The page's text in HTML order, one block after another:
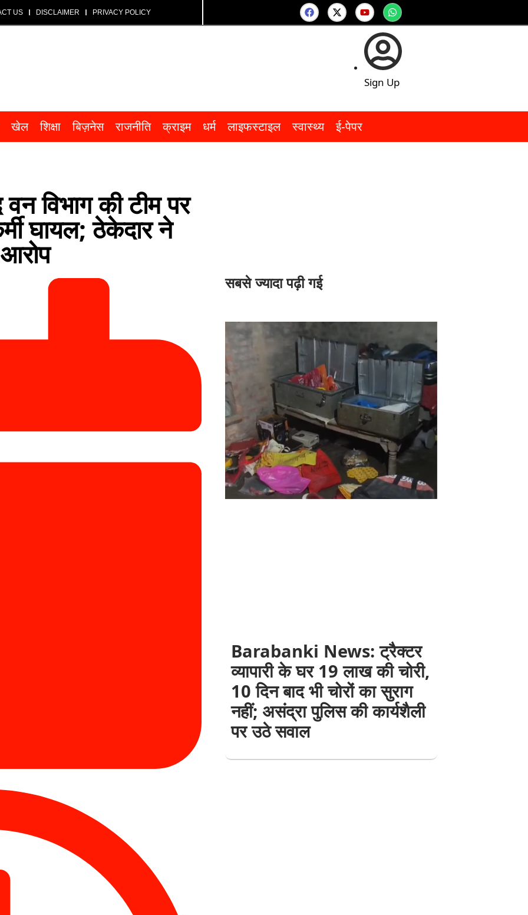
US DISCLAIMER PRIVACY POLICY
Sign Up
खेल शिक्षा बिज़नेस राजनीति क्राइम धर्म लाइफस्टाइल स्वास्थ्य ई-पेपर
विभाग की टीम पर
घायल; ठेकेदार ने
सबसे ज्यादा पढ़ी गई
Barabanki News: ट्रैक्टर
व्यापारी के घर 19 लाख की चोरी,
10 दिन बाद भी चोरों का सुराग
नहीं; असंद्रा पुलिस की कार्यशैली
पर उठे सवाल